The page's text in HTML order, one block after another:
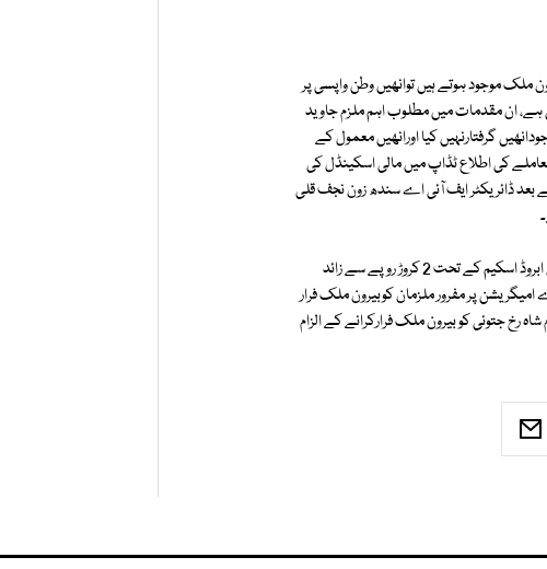
ملک موجود ہوتے ہیں توانھیں وطن واپسی پر
ان مقدمات میں مطلوب اہم ملزم جاوید
گرفتارنہیں کیا اورانھیں معمول کے
کی اطلاع ٹڈاپ میں مالی اسکینڈل کی
بعد ڈائریکٹر ایف آئی اے سندھ زون نجف قلی
ذرائع نے بتایا کہ جاوید رضا نے کاغذی ایکسپورٹ کمپنی النافع امپیکٹ کا پروپرائیٹر ہے اور اس نے آفس ابروڈ اسکیم کے تحت 2 کروڑ روپے سے زائد
پر مفرور ملزمان کوبیرون ملک فرار
جتوئی کو بیرون ملک فرارکرانے کے الزام